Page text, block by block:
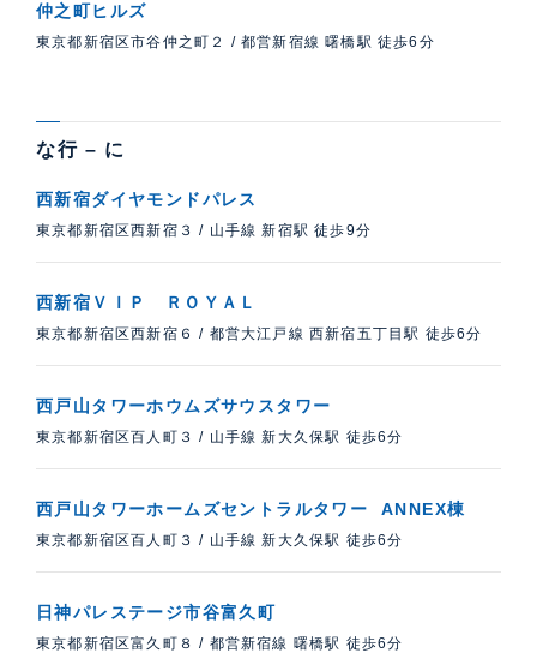
仲之町ヒルズ
東京都新宿区市谷仲之町２ /都営新宿線 曙橋駅 徒歩6分
な行 – に
西新宿ダイヤモンドパレス
東京都新宿区西新宿３ / 山手線 新宿駅 徒歩9分
西新宿ＶＩＰ ＲＯＹＡＬ
東京都新宿区西新宿６ / 都営大江戸線 西新宿五丁目駅 徒歩6分
西戸山タワーホウムズサウスタワー
東京都新宿区百人町３ / 山手線 新大久保駅 徒歩6分
西戸山タワーホームズセントラルタワー ANNEX棟
東京都新宿区百人町３ / 山手線 新大久保駅 徒歩6分
日神パレステージ市谷富久町
東京都新宿区富久町８ / 都営新宿線 曙橋駅 徒歩6分